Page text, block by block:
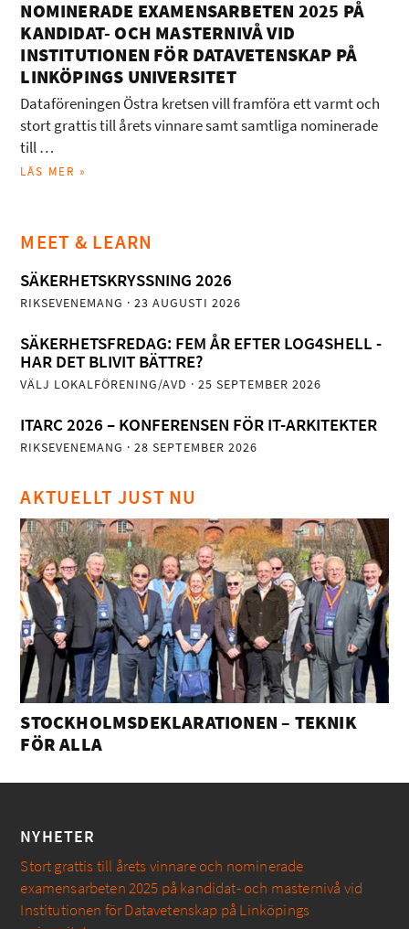
NOMINERADE EXAMENSARBETEN 2025 PÅ
KANDIDAT- OCH MASTERNIVÅ VID
INSTITUTIONEN FÖR DATAVETENSKAP PÅ
LINKÖPINGS UNIVERSITET
Dataföreningen Östra kretsen vill framföra ett varmt och
stort grattis till årets vinnare samt samtliga nominerade
till …
LÄS MER »
MEET & LEARN
SÄKERHETSKRYSSNING 2026
RIKSEVENEMANG · 23 AUGUSTI 2026
SÄKERHETSFREDAG: FEM ÅR EFTER LOG4SHELL -
HAR DET BLIVIT BÄTTRE?
VÄLJ LOKALFÖRENING/AVD · 25 SEPTEMBER 2026
ITARC 2026 – KONFERENSEN FÖR IT-ARKITEKTER
RIKSEVENEMANG · 28 SEPTEMBER 2026
AKTUELLT JUST NU
STOCKHOLMSDEKLARATIONEN – TEKNIK
FÖR ALLA
NYHETER
Stort grattis till årets vinnare och nominerade
examensarbeten 2025 på kandidat- och masternivå vid
Institutionen för Datavetenskap på Linköpings